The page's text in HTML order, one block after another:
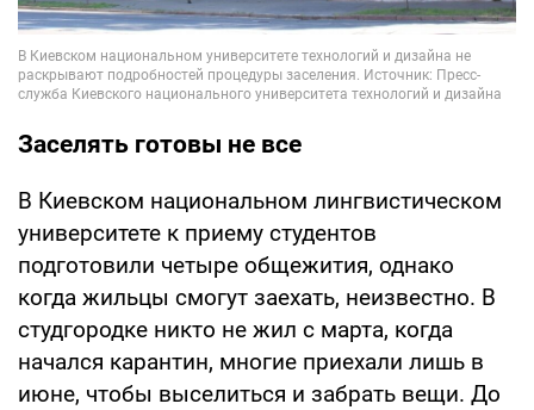
Заселять готовы не все
В Киевском национальном лингвистическом
университете к приему студентов
подготовили четыре общежития, однако
когда жильцы смогут заехать, неизвестно. В
студгородке никто не жил с марта, когда
начался карантин, многие приехали лишь в
июне, чтобы выселиться и забрать вещи. До